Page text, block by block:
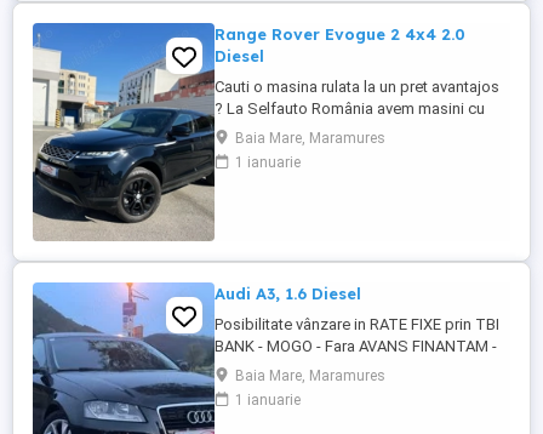
Range Rover Evogue 2 4x4 2.0
Diesel
Cauti o masina rulata la un pret avantajos
? La Selfauto România avem masini cu
preturi de la 2.000 euro, diferite marci si
modele: BMW, Audi, Skoda, VW,
Mercedes, Renault etc. Oferim
Baia Mare, Maramures
1 ianuarie
Audi A3, 1.6 Diesel
Posibilitate vânzare in RATE FIXE prin TBI
BANK - MOGO - Fara AVANS FINANTAM -
venituri salariale din Țară si Străinătate -
venituri din indemnizatie crestere copil -
venituri din pensi - venituri din diurne -
Baia Mare, Maramures
1 ianuarie